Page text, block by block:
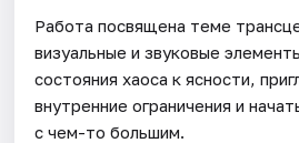
Работа посвящена теме
визуальные и звуковые
состояния хаоса к ясности,
внутренние ограничения и
с чем-то большим.